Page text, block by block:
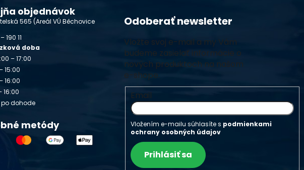
objednávok
565 (Areál VÚ Běchovice
190 11
doba
– 17:00
15:00
16:00
16:00
po dohode
metódy
Odoberať newsletter
Vložte svoj e-mail a my Vám
budeme zasielať informácie o
nových produktoch na našom
e-shope.
Email
Vložením e-mailu súhlasíte s podmienkami
ochrany osobných údajov
Prihlásiť sa